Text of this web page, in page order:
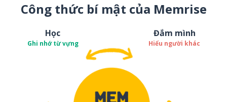
Công thức bí mật của Memrise
Học
Ghi nhớ từ vựng
Đắm mình
Hiểu người khác